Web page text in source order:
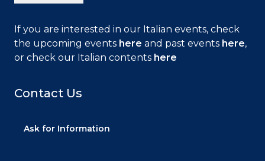
Contact Us
Ask for Information
If you are interested in our Italian events, check
the upcoming events here and past events here,
or check our Italian contents here